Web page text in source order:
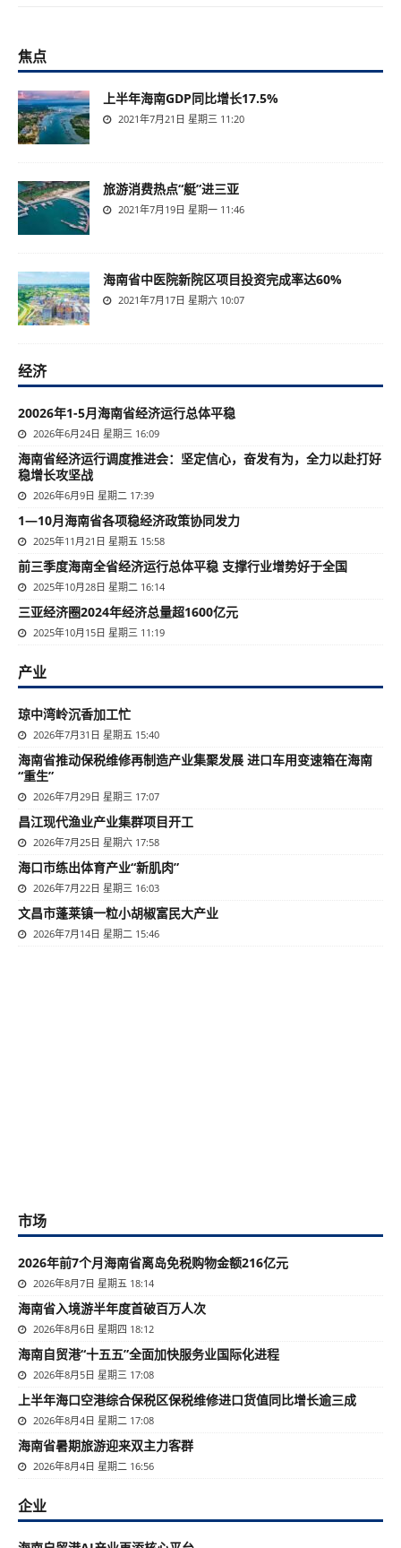
焦点
上半年海南GDP同比增长17.5%
2021年7月21日 星期三 11:20
旅游消费热点“艇”进三亚
2021年7月19日 星期一 11:46
海南省中医院新院区项目投资完成率达60%
2021年7月17日 星期六 10:07
经济
20026年1-5月海南省经济运行总体平稳
2026年6月24日 星期三 16:09
海南省经济运行调度推进会：坚定信心，奋发有为，全力以赴打好
稳增长攻坚战
2026年6月9日 星期二 17:39
1—10月海南省各项稳经济政策协同发力
2025年11月21日 星期五 15:58
前三季度海南全省经济运行总体平稳 支撑行业增势好于全国
2025年10月28日 星期二 16:14
三亚经济圈2024年经济总量超1600亿元
2025年10月15日 星期三 11:19
产业
琼中湾岭沉香加工忙
2026年7月31日 星期五 15:40
海南省推动保税维修再制造产业集聚发展 进口车用变速箱在海南
“重生”
2026年7月29日 星期三 17:07
昌江现代渔业产业集群项目开工
2026年7月25日 星期六 17:58
海口市练出体育产业“新肌肉”
2026年7月22日 星期三 16:03
文昌市蓬莱镇一粒小胡椒富民大产业
2026年7月14日 星期二 15:46
市场
2026年前7个月海南省离岛免税购物金额216亿元
2026年8月7日 星期五 18:14
海南省入境游半年度首破百万人次
2026年8月6日 星期四 18:12
海南自贸港“十五五”全面加快服务业国际化进程
2026年8月5日 星期三 17:08
上半年海口空港综合保税区保税维修进口货值同比增长逾三成
2026年8月4日 星期二 17:08
海南省暑期旅游迎来双主力客群
2026年8月4日 星期二 16:56
企业